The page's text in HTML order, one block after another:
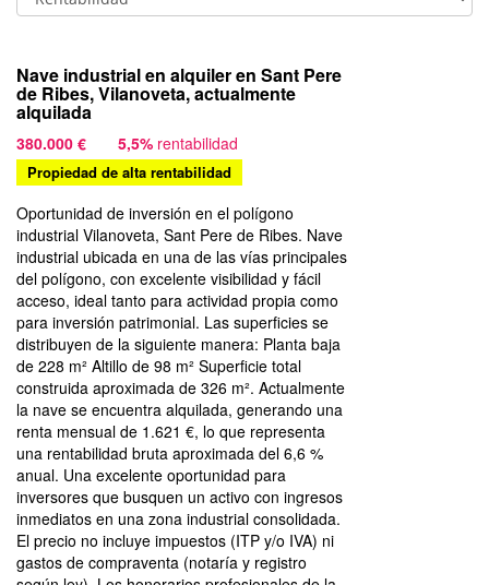
Nave industrial en alquiler en Sant Pere
de Ribes, Vilanoveta, actualmente
alquilada
380.000 € 5,5% rentabilidad
Propiedad de alta rentabilidad
Oportunidad de inversión en el polígono
industrial Vilanoveta, Sant Pere de Ribes. Nave
industrial ubicada en una de las vías principales
del polígono, con excelente visibilidad y fácil
acceso, ideal tanto para actividad propia como
para inversión patrimonial. Las superficies se
distribuyen de la siguiente manera: Planta baja
de 228 m² Altillo de 98 m² Superficie total
construida aproximada de 326 m². Actualmente
la nave se encuentra alquilada, generando una
renta mensual de 1.621 €, lo que representa
una rentabilidad bruta aproximada del 6,6 %
anual. Una excelente oportunidad para
inversores que busquen un activo con ingresos
inmediatos en una zona industrial consolidada.
El precio no incluye impuestos (ITP y/o IVA) ni
gastos de compraventa (notaría y registro